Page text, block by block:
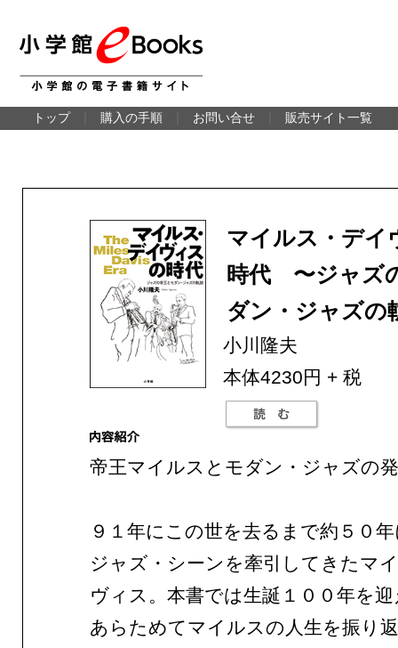
トップ 購入の手順 お問い合せ 販売サイト一覧
マイルス・デイ
時代 〜ジャズ
ダン・ジャズの
小川隆夫
本体4230円 + 税
帝王マイルスとモダン・ジャズの
９１年にこの世を去るまで約５０
ジャズ・シーンを牽引してきたマ
ヴィス。本書では生誕１００年を
あらためてマイルスの人生を振り